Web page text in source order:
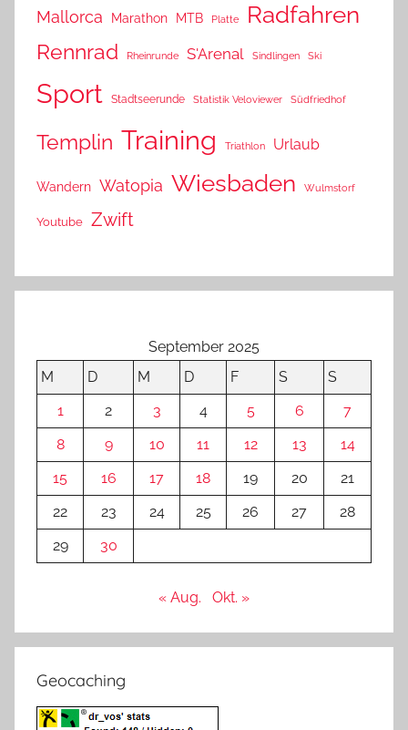
Mallorca Marathon MTB Platte Radfahren
Rennrad Rheinrunde S'Arenal Sindlingen Ski
Sport Stadtseerunde Statistik Veloviewer Südfriedhof
Templin Training Triathlon Urlaub
Wandern Watopia Wiesbaden Wulmstorf
Youtube Zwift
September 2025
M
D M D F S
S
1
2 3 4 5 6
7
8
9 10 11 12 13
14
15
16 17 18 19 20
21
22
23 24 25 26 27
28
29
30
« Aug. Okt. »
Geocaching